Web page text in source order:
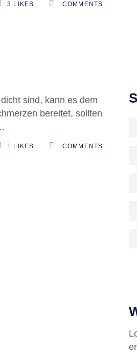
COMMENTS
3 LIKES
sind, kann es dem
bereitet, sollten
COMMENTS
1 LIKES